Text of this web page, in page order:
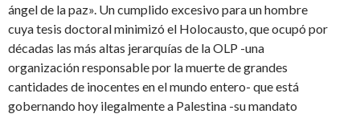
ángel de la paz». Un cumplido excesivo para un hombre
cuya tesis doctoral minimizó el Holocausto, que ocupó por
décadas las más altas jerarquías de la OLP -una
organización responsable por la muerte de grandes
cantidades de inocentes en el mundo entero- que está
gobernando hoy ilegalmente a Palestina -su mandato